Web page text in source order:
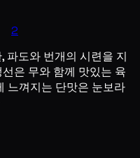
2
파도와 번개의 시련을 지
은 무와 함께 맛있는 육
느껴지는 단맛은 눈보라